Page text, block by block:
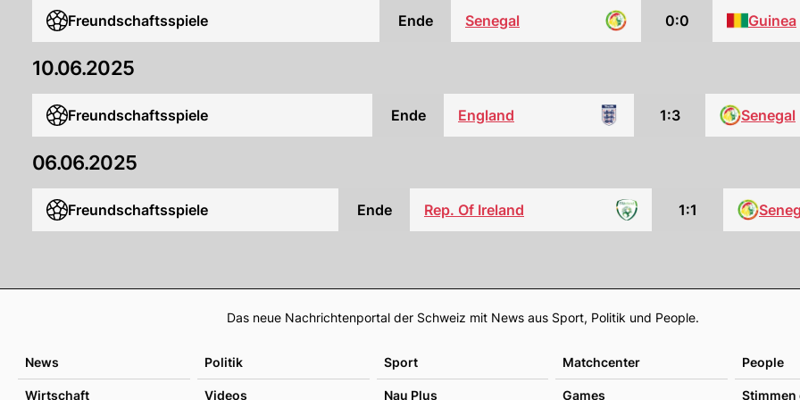
Freundschaftsspiele Ende Senegal 0:0 Guinea
10.06.2025
Freundschaftsspiele Ende England 1:3 Senegal
06.06.2025
Freundschaftsspiele Ende Rep. Of Ireland 1:1
Footer
Das neue Nachrichtenportal der Schweiz mit News aus Sport, Politik und People.
News Politik Sport Matchcenter People
Wirtschaft Videos Nau Plus Games Stimmen